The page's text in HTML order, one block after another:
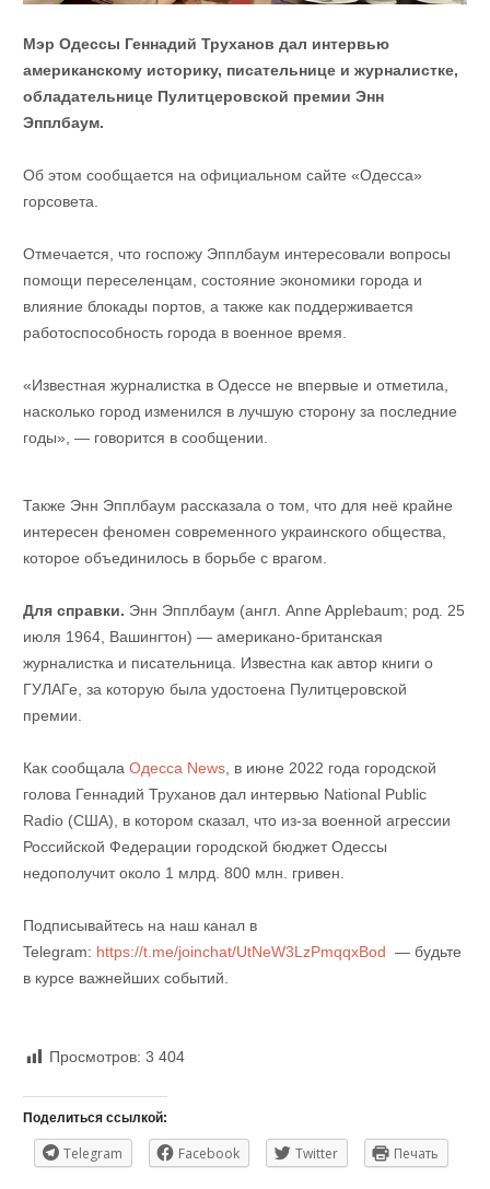
Мэр Одессы Геннадий Труханов дал интервью
американскому историку, писательнице и журналистке,
обладательнице Пулитцеровской премии Энн
Эпплбаум.
Об этом сообщается на официальном сайте «Одесса»
горсовета.
Отмечается, что госпожу Эпплбаум интересовали вопросы
помощи переселенцам, состояние экономики города и
влияние блокады портов, а также как поддерживается
работоспособность города в военное время.
«Известная журналистка в Одессе не впервые и отметила,
насколько город изменился в лучшую сторону за последние
годы», — говорится в сообщении.
Также Энн Эпплбаум рассказала о том, что для неё крайне
интересен феномен современного украинского общества,
которое объединилось в борьбе с врагом.
Для справки. Энн Эпплбаум (англ. Anne Applebaum; род. 25
июля 1964, Вашингтон) — американо-британская
журналистка и писательница. Известна как автор книги о
ГУЛАГе, за которую была удостоена Пулитцеровской
премии.
Как сообщала Одесса News, в июне 2022 года городской
голова Геннадий Труханов дал интервью National Public
Radio (США), в котором сказал, что из-за военной агрессии
Российской Федерации городской бюджет Одессы
недополучит около 1 млрд. 800 млн. гривен.
Подписывайтесь на наш канал в
Telegram: https://t.me/joinchat/UtNeW3LzPmqqxBod — будьте
в курсе важнейших событий.
Просмотров: 3 404
Поделиться ссылкой:
Telegram Facebook Twitter Печать